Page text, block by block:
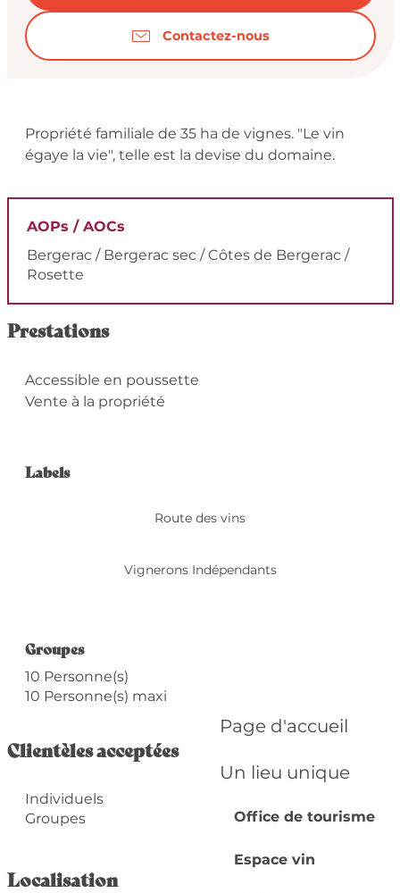
Page d'accueil
Un lieu unique
Office de tourisme
Espace vin
Contactez-nous
Description
Propriété familiale de 35 ha de vignes. "Le vin
égaye la vie", telle est la devise du domaine.
AOPs / AOCs
Bergerac / Bergerac sec / Côtes de Bergerac /
Rosette
Prestations
Accessible en poussette
Vente à la propriété
Offres de
Labels
Labels
Route des vins
Vignerons Indépendants
Groupes
Groupes
10 Personne(s)
10 Personne(s) maxi
Clientèles acceptées
Individuels
Groupes
Localisation